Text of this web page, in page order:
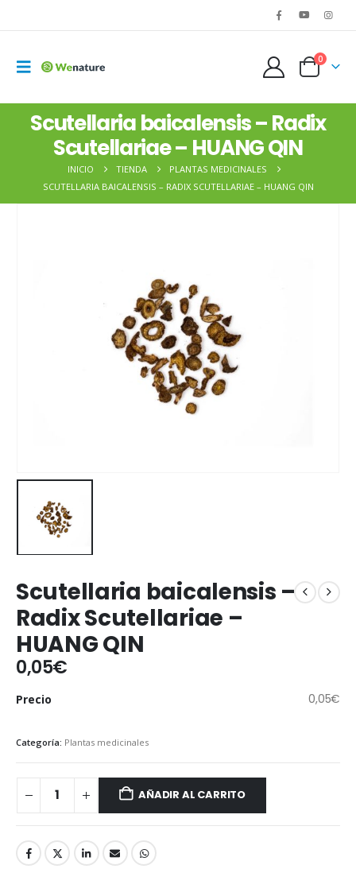
0
Scutellaria baicalensis – Radix
Scutellariae – HUANG QIN
INICIO TIENDA
PLANTAS MEDICINALES
SCUTELLARIA BAICALENSIS – RADIX SCUTELLARIAE – HUANG QIN
Scutellaria baicalensis –
Radix Scutellariae –
HUANG QIN
0,05€
Precio 0,05€
Categoría: Plantas medicinales
AÑADIR AL CARRITO